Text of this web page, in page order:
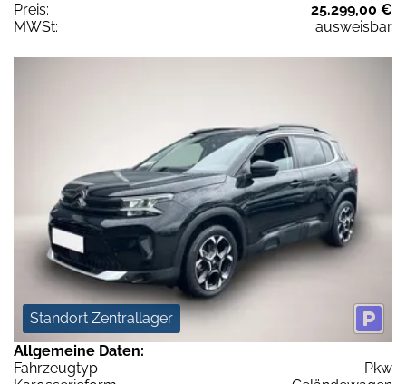
Preis:
25.299,00 €
MWSt:
ausweisbar
Standort Zentrallager
Allgemeine Daten:
Fahrzeugtyp
Pkw